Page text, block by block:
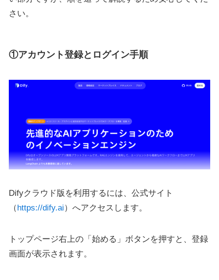
さい。
①アカウント登録とログイン手順
Difyクラウド版を利用するには、公式サイト
（ https://dify.ai）へアクセスします。
トップページ右上の「始める」ボタンを押すと、登録
画面が表示されます。